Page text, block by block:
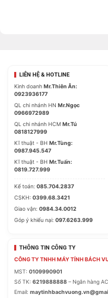
LIÊN HỆ & HOTLINE
Kinh doanh Mr.Thiên Ân:
0923936177
QL chi nhánh HN Mr.Ngọc
0966972989
QL chi nhánh HCM Mr.Tú
0818127999
Kĩ thuật - BH Mr.Tùng:
0987.945.547
Kĩ thuật - BH Mr.Tuấn:
0819.727.999
Kế toán: 085.704.2837
CSKH: 0399.68.3421
Giao vận: 0984.34.0012
Góp ý khiếu nại: 097.6263.999
THÔNG TIN CÔNG TY
CÔNG TY TNHH MÁY TÍNH BÁCH
MST: 0109990901
Số TK: 6219888888 – Ngân hàng
Email: